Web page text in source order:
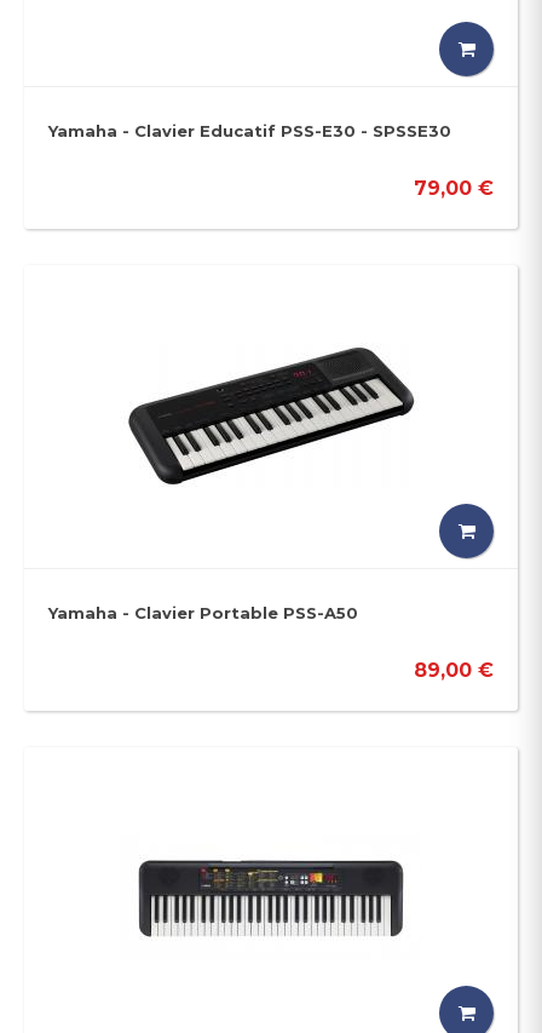
Yamaha - Clavier Educatif PSS-E30 - SPSSE30
79,00 €
Yamaha - Clavier Portable PSS-A50
89,00 €